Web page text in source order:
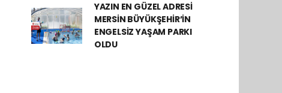
YAZIN EN GÜZEL ADRESİ
MERSİN BÜYÜKŞEHİR’İN
ENGELSİZ YAŞAM PARKI
OLDU